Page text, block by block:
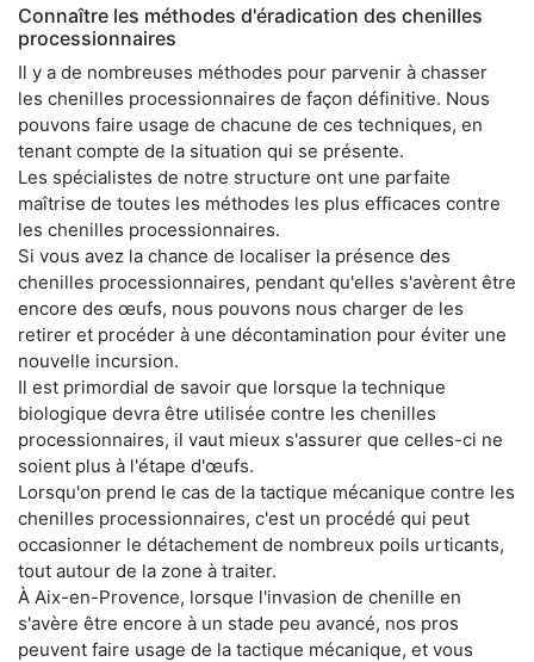
Connaître les méthodes d'éradication des chenilles
processionnaires
Il y a de nombreuses méthodes pour parvenir à chasser
les chenilles processionnaires de façon définitive. Nous
pouvons faire usage de chacune de ces techniques, en
tenant compte de la situation qui se présente.
Les spécialistes de notre structure ont une parfaite
maîtrise de toutes les méthodes les plus efficaces contre
les chenilles processionnaires.
Si vous avez la chance de localiser la présence des
chenilles processionnaires, pendant qu'elles s'avèrent être
encore des œufs, nous pouvons nous charger de les
retirer et procéder à une décontamination pour éviter une
nouvelle incursion.
Il est primordial de savoir que lorsque la technique
biologique devra être utilisée contre les chenilles
processionnaires, il vaut mieux s'assurer que celles-ci ne
soient plus à l'étape d'œufs.
Lorsqu'on prend le cas de la tactique mécanique contre les
chenilles processionnaires, c'est un procédé qui peut
occasionner le détachement de nombreux poils urticants,
tout autour de la zone à traiter.
À Aix-en-Provence, lorsque l'invasion de chenille en
s'avère être encore à un stade peu avancé, nos pros
peuvent faire usage de la tactique mécanique, et vous